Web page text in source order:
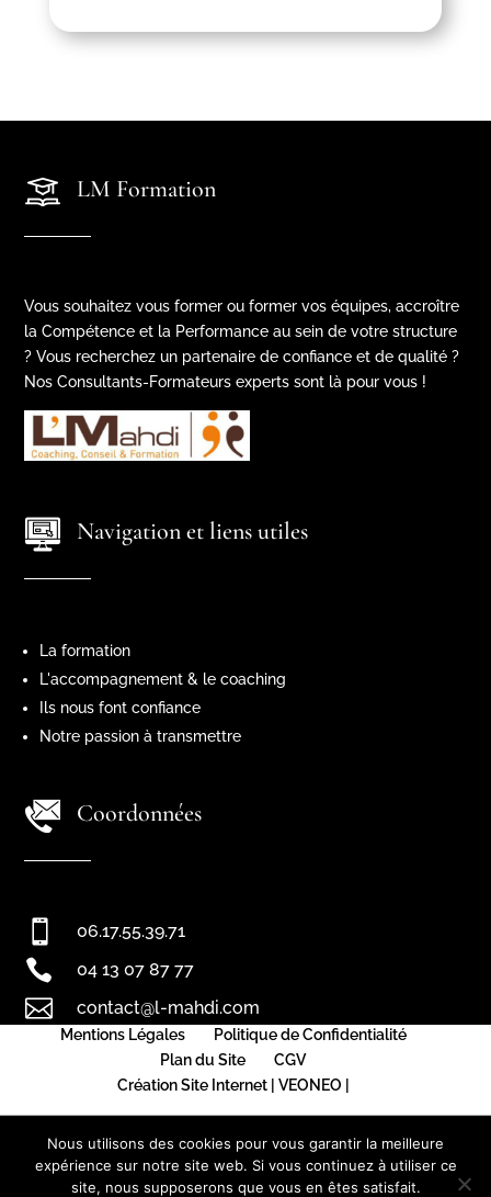
LM Formation
Vous souhaitez vous former ou former vos équipes, accroître
la Compétence et la Performance au sein de votre structure
? Vous recherchez un partenaire de confiance et de qualité ?
Nos Consultants-Formateurs experts sont là pour vous !
Navigation et liens utiles
La formation
L'accompagnement & le coaching
Ils nous font confiance
Notre passion à transmettre
Coordonnées
 06.17.55.39.71
 04 13 07 87 77
 contact@l-mahdi.com
Mentions Légales
Politique de Confidentialité
Plan du Site
CGV
Création Site Internet | VEONEO |
Nous utilisons des cookies pour vous garantir la meilleure
expérience sur notre site web. Si vous continuez à utiliser ce
site, nous supposerons que vous en êtes satisfait.